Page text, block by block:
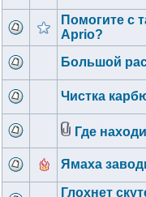
Помогите с
Aprio?
Большой
Чистка
Где
Ямаха
Глохнет